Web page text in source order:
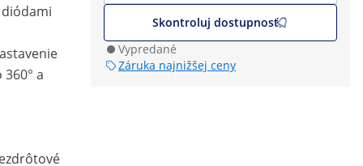
Skontroluj dostupnosť
Vypredané
Záruka najnižšej ceny
diódami
a